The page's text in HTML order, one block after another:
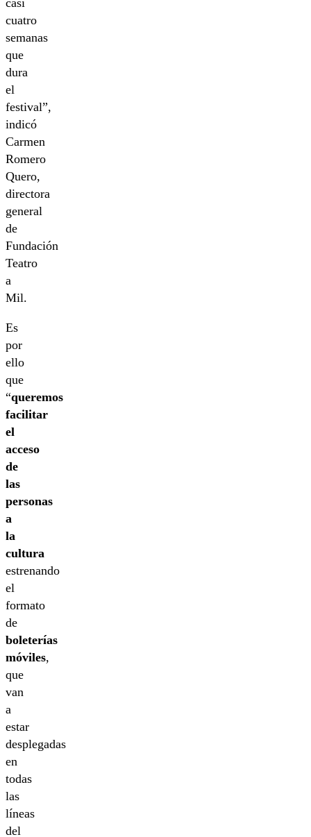
cuatro
semanas
que
dura
el
festival”,
indicó
Carmen
Romero
Quero,
directora
general
de
Fundación
Teatro
a
Mil.
Es
por
ello
que
“queremos
facilitar
el
acceso
de
las
personas
a
la
cultura
estrenando
el
formato
de
boleterías
móviles,
que
van
a
estar
desplegadas
en
todas
las
líneas
del